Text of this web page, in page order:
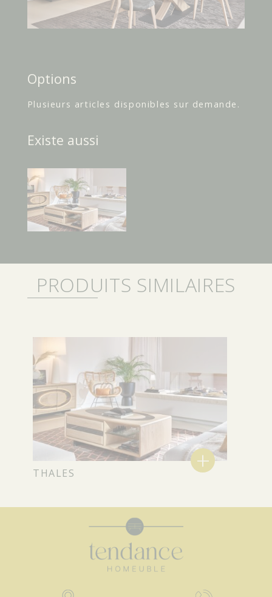
Options
Plusieurs articles disponibles sur demande.
Existe aussi
PRODUITS SIMILAIRES
THALES +